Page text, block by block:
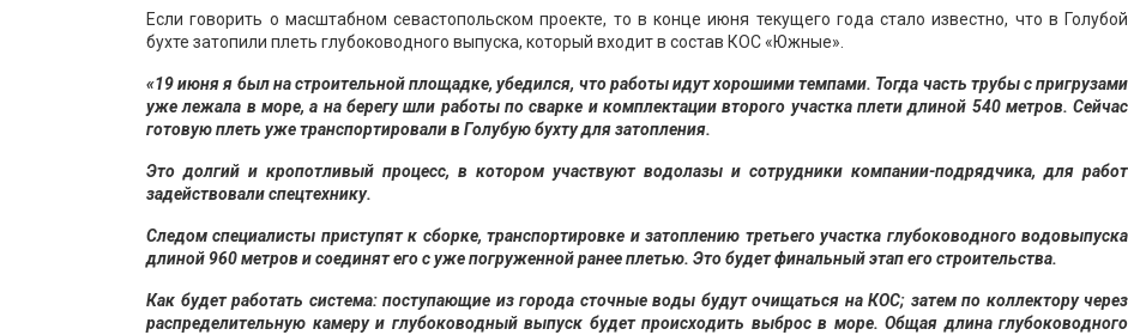
Если говорить о масштабном севастопольском проекте, то в конце июня текущего года стало известно, что в Голубой
бухте затопили плеть глубоководного выпуска, который входит в состав КОС «Южные».
«19 июня я был на строительной площадке, убедился, что работы идут хорошими темпами. Тогда часть трубы с пригрузами
уже лежала в море, а на берегу шли работы по сварке и комплектации второго участка плети длиной 540 метров. Сейчас
готовую плеть уже транспортировали в Голубую бухту для затопления.
Это долгий и кропотливый процесс, в котором участвуют водолазы и сотрудники компании-подрядчика, для работ
задействовали спецтехнику.
Следом специалисты приступят к сборке, транспортировке и затоплению третьего участка глубоководного водовыпуска
длиной 960 метров и соединят его с уже погруженной ранее плетью. Это будет финальный этап его строительства.
Как будет работать система: поступающие из города сточные воды будут очищаться на КОС; затем по коллектору через
распределительную камеру и глубоководный выпуск будет происходить выброс в море. Общая длина глубоководного